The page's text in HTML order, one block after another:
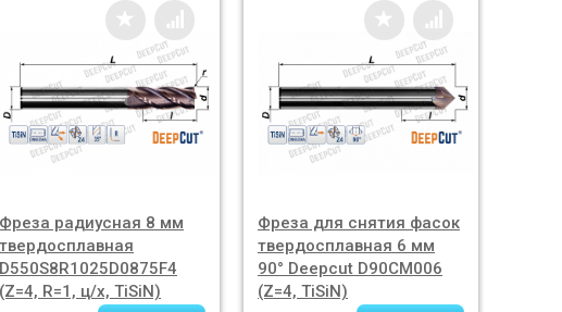
Фреза радиусная 8 мм
твердосплавная
D550S8R1025D0875F4
(Z=4, R=1, ц/х, TiSiN)
Фреза для снятия фасок
твердосплавная 6 мм
90° Deepcut D90CM006
(Z=4, TiSiN)